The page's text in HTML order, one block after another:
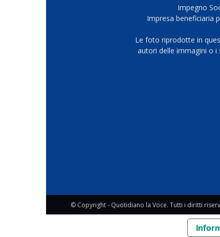
Impegno
Impresa beneficiaria
Le foto riprodotte in
autori delle immagini o
© Copyright - Quotidiano la Voce. Tutti i diritti